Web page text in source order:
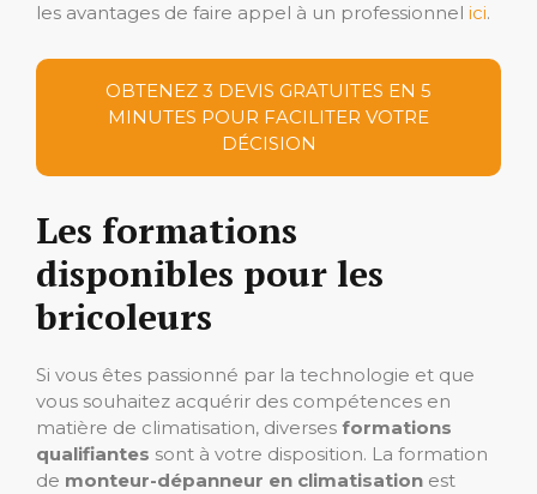
les avantages de faire appel à un professionnel ici.
OBTENEZ 3 DEVIS GRATUITES EN 5
MINUTES POUR FACILITER VOTRE
DÉCISION
Les formations
disponibles pour les
bricoleurs
Si vous êtes passionné par la technologie et que
vous souhaitez acquérir des compétences en
matière de climatisation, diverses formations
qualifiantes sont à votre disposition. La formation
de monteur-dépanneur en climatisation est